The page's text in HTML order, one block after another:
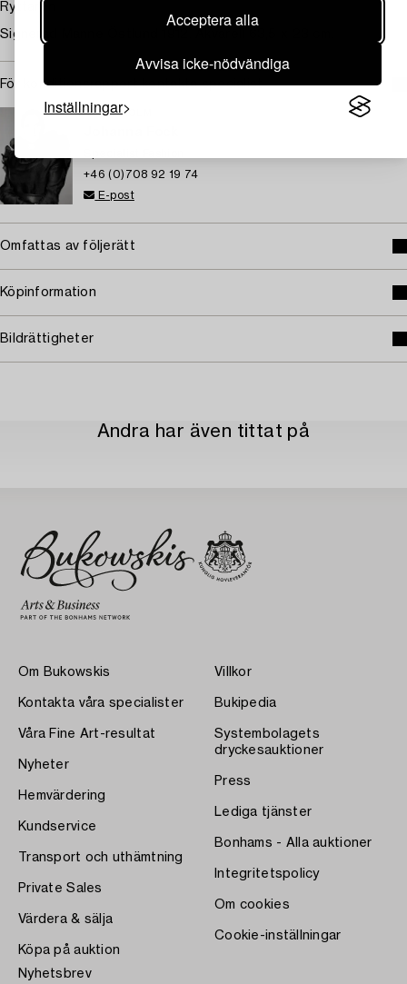
Acceptera alla
Avvisa icke-nödvändiga
Inställningar
Ryttaren
Signerad Manne Östlund 1912. Akvarell 63,5 x 23 cm.
För konditionsrapport kontakta specialist
STOCKHOLM
+46 (0)708 92 19 74
E-post
Omfattas av följerätt
Köpinformation
Bildrättigheter
Andra har även tittat på
Om Bukowskis
Kontakta våra specialister
Våra Fine Art-resultat
Nyheter
Hemvärdering
Kundservice
Transport och uthämtning
Private Sales
Värdera & sälja
Köpa på auktion
Villkor
Bukipedia
Systembolagets
dryckesauktioner
Press
Lediga tjänster
Bonhams - Alla auktioner
Integritetspolicy
Om cookies
Cookie-inställningar
Nyhetsbrev